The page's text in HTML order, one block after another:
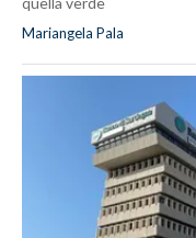
Mariangela Pala